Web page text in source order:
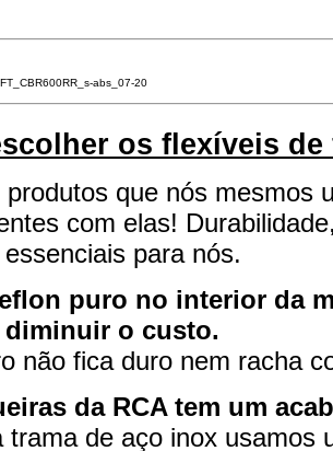
FT_CBR600RR_s-abs_07-20
os flexíveis de
produtos que nós mesmos
com elas!
para nós.
puro no interior da
o custo.
não fica duro nem racha
da RCA tem um
trama de aço inox usamos